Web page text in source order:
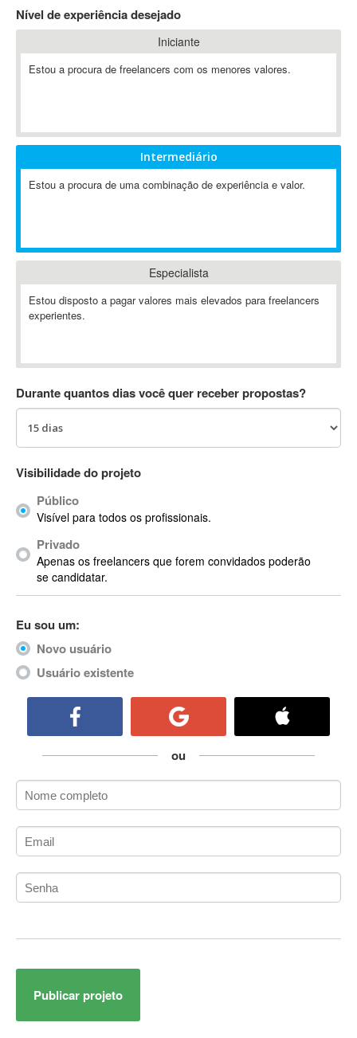
802.11
A&P
A2Billing
ABAP
ABBYY FineReader
Ableton Live
Abstract
Abstract Window Toolkit (AWT)
AC Drives
ACARS
AccountMate
Acrobat
Acrobat X
Acronis
ACT
ActionScript
ActionScript 3
Active Directory
ActiveX Data Objects (ADO)
ADK
Administração Acadêmica
Administração de Artistas e Repertórios
Administração de Banco de Dados
Administração de Redes
Administrador de Sistemas
Adobe After Effects
Adobe AIR
Nível de experiência desejado
Iniciante
Estou a procura de freelancers com os menores valores.
Intermediário
Estou a procura de uma combinação de experiência e valor.
Especialista
Estou disposto a pagar valores mais elevados para freelancers
experientes.
Durante quantos dias você quer receber propostas?
Visibilidade do projeto
Público
Visível para todos os profissionais.
Privado
Apenas os freelancers que forem convidados poderão
se candidatar.
Eu sou um:
Novo usuário
Usuário existente
ou
Publicar projeto